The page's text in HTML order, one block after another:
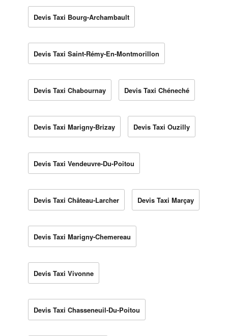
Devis Taxi Bourg-Archambault
Devis Taxi Saint-Rémy-En-Montmorillon
Devis Taxi Chabournay Devis Taxi Chéneché
Devis Taxi Marigny-Brizay Devis Taxi Ouzilly
Devis Taxi Vendeuvre-Du-Poitou
Devis Taxi Château-Larcher Devis Taxi Marçay
Devis Taxi Marigny-Chemereau
Devis Taxi Vivonne
Devis Taxi Chasseneuil-Du-Poitou